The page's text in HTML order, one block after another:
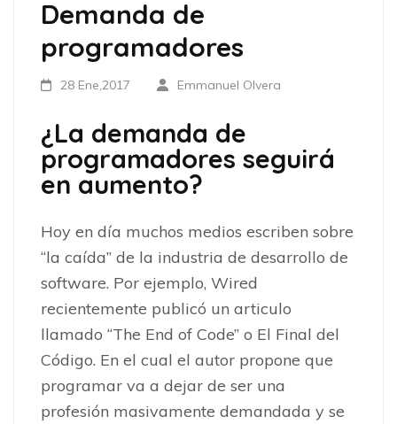
Demanda de
programadores
28 Ene,2017 Emmanuel Olvera
¿La demanda de
programadores seguirá
en aumento?
Hoy en día muchos medios escriben sobre
“la caída” de la industria de desarrollo de
software. Por ejemplo, Wired
recientemente publicó un articulo
llamado “The End of Code” o El Final del
Código. En el cual el autor propone que
programar va a dejar de ser una
profesión masivamente demandada y se